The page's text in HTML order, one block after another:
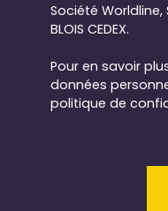
Société Worldline,
BLOIS CEDEX.
Pour en savoir
données
politique de